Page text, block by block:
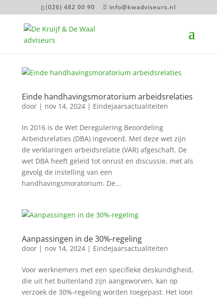
(026) 482 00 90 info@kwadviseurs.nl
Einde handhavingsmoratorium arbeidsrelaties
door | nov 14, 2024| Eindejaarsactualiteiten
In 2016 is de Wet Deregulering Beoordeling
Arbeidsrelaties (DBA) ingevoerd. Met deze wet zijn
de verklaringen arbeidsrelatie (VAR) afgeschaft. De
wet DBA heeft geleid tot onrust en discussie, met als
gevolg de instelling van een
handhavingsmoratorium. De...
Aanpassingen in de 30%-regeling
door | nov 14, 2024| Eindejaarsactualiteiten
Voor werknemers met een specifieke deskundigheid,
die uit het buitenland zijn aangeworven, kan op
verzoek de 30%-regeling worden toegepast. Het loon